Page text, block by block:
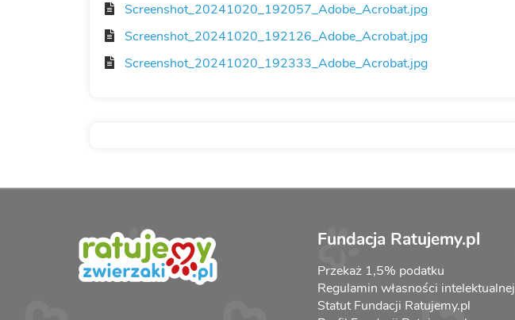
Screenshot_20241020_192057_Adobe_Acrobat.jpg
Screenshot_20241020_192126_Adobe_Acrobat.jpg
Screenshot_20241020_192333_Adobe_Acrobat.jpg
Fundacja Ratujemy.pl
Przekaż 1,5% podatku
Regulamin własności intelektualnej
Statut Fundacji Ratujemy.pl